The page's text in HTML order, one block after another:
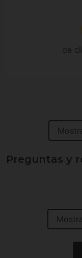
de
Preguntas y